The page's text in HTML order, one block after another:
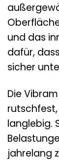
und das
dafür,
sicher
Die
langlebig.
jahrelang